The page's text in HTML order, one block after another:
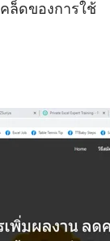
ล็ดของการใช้